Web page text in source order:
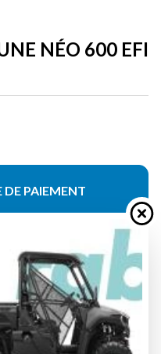
NÉO 600 EFI
DE PAIEMENT